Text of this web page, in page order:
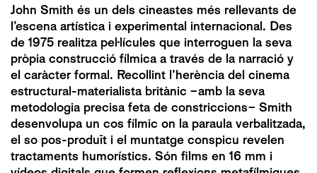
John Smith és un dels cineastes més rellevants de
l’escena artística i experimental internacional. Des
de 1975 realitza pel·lícules que interroguen la seva
pròpia construcció fílmica a través de la narració y
el caràcter formal. Recollint l’herència del cinema
estructural-materialista britànic –amb la seva
metodologia precisa feta de constriccions– Smith
desenvolupa un cos fílmic on la paraula verbalitzada,
el so pos-produït i el muntatge conspicu revelen
tractaments humorístics. Són films en 16 mm i